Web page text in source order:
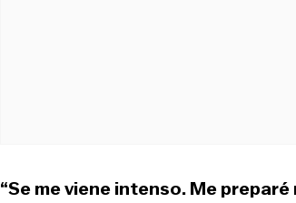
“Se me viene intenso. Me